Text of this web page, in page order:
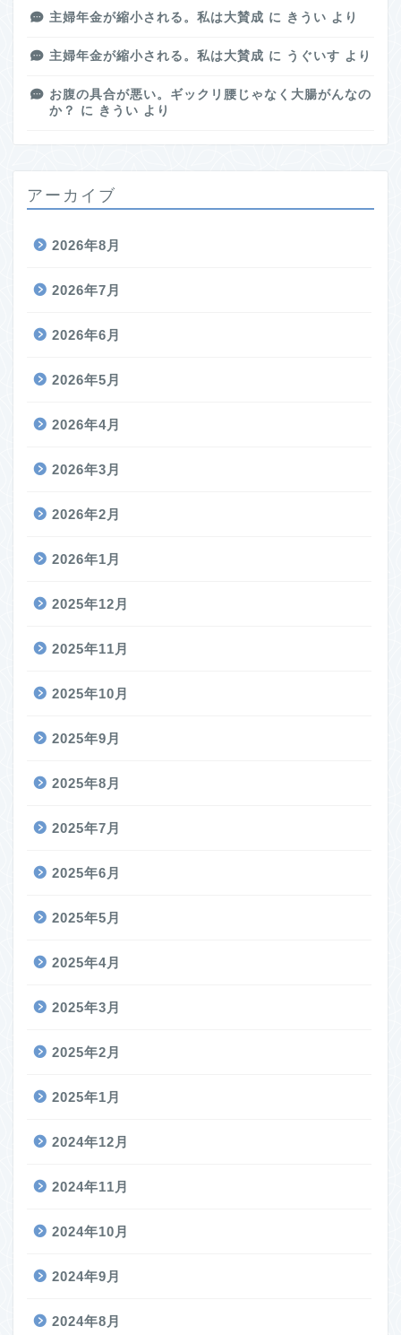
主婦年金が縮小される。私は大賛成 に きうい より
主婦年金が縮小される。私は大賛成 に うぐいす より
お腹の具合が悪い。ギックリ腰じゃなく大腸がんなの
か？
に きうい より
アーカイブ
2026年8月
2026年7月
2026年6月
2026年5月
2026年4月
2026年3月
2026年2月
2026年1月
2025年12月
2025年11月
2025年10月
2025年9月
2025年8月
2025年7月
2025年6月
2025年5月
2025年4月
2025年3月
2025年2月
2025年1月
2024年12月
2024年11月
2024年10月
2024年9月
2024年8月